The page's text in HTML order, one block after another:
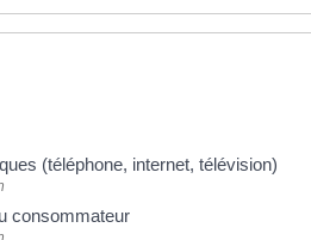
(téléphone, internet, télévision)
consommateur